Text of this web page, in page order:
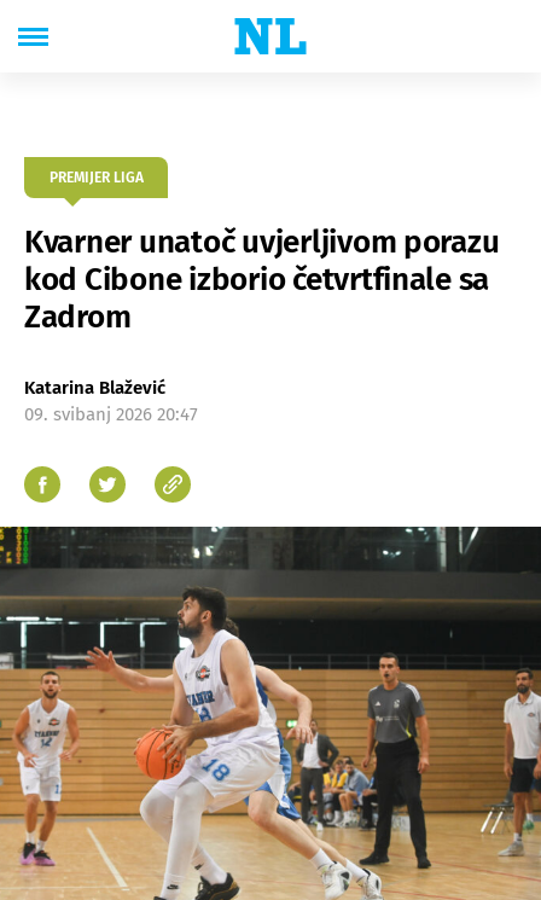
PREMIJER LIGA
Kvarner unatoč uvjerljivom porazu
kod Cibone izborio četvrtfinale sa
Zadrom
Katarina Blažević
09. svibanj 2026 20:47